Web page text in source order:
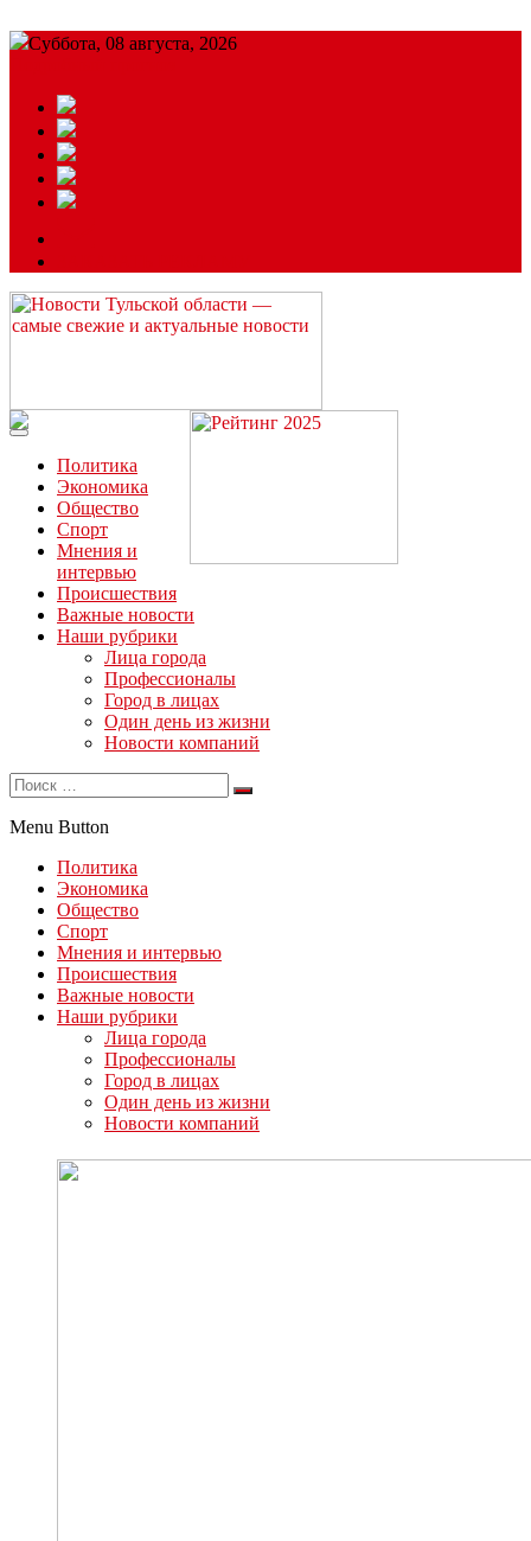
Суббота, 08 августа, 2026
Читайте последние новости дня в Тульской области на сайте
“ЗаНовомосковск”
Политика
Экономика
Общество
Спорт
Мнения и
интервью
Происшествия
Важные новости
Наши рубрики
Лица города
Профессионалы
Город в лицах
Один день из жизни
Новости компаний
Menu Button
Политика
Экономика
Общество
Спорт
Мнения и интервью
Происшествия
Важные новости
Наши рубрики
Лица города
Профессионалы
Город в лицах
Один день из жизни
Новости компаний